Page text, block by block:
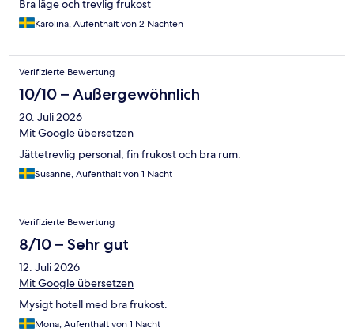
Bra läge och trevlig frukost
Karolina, Aufenthalt von 2 Nächten
Verifizierte Bewertung
10/10 – Außergewöhnlich
20. Juli 2026
Mit Google übersetzen
Jättetrevlig personal, fin frukost och bra rum.
Susanne, Aufenthalt von 1 Nacht
Verifizierte Bewertung
8/10 – Sehr gut
12. Juli 2026
Mit Google übersetzen
Mysigt hotell med bra frukost.
Mona, Aufenthalt von 1 Nacht